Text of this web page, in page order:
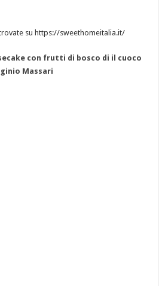
su https://sweethomeitalia.it/
con frutti di bosco di il cuoco
Massari